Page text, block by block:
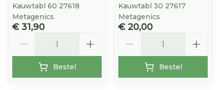
Kauwtabl 60 27618
Metagenics
€ 31,90
Bestel
Kauwtabl 30 27617
Metagenics
€ 20,00
Bestel